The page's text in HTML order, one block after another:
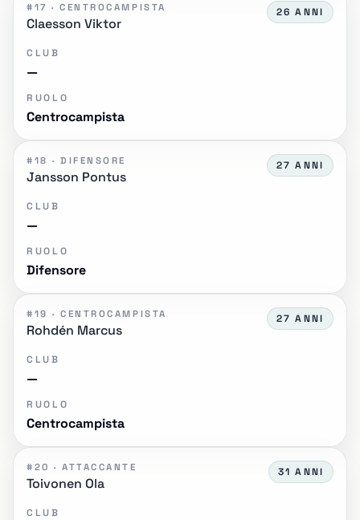
#17 · CENTROCAMPISTA
Claesson Viktor
26 ANNI
CLUB
—
RUOLO
Centrocampista
#18 · DIFENSORE
Jansson Pontus
27 ANNI
CLUB
—
RUOLO
Difensore
#19 · CENTROCAMPISTA
Rohdén Marcus
27 ANNI
CLUB
—
RUOLO
Centrocampista
#20 · ATTACCANTE
Toivonen Ola
31 ANNI
CLUB